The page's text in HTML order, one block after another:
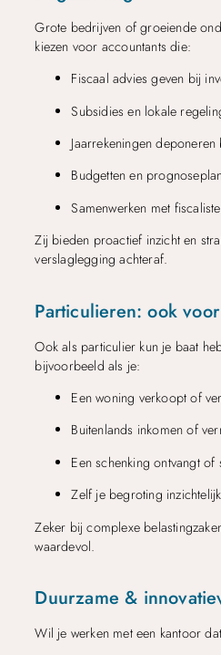
Grote bedrijven of groeiende
kiezen voor accountants die:
Fiscaal advies geven bij
Subsidies en lokale
Jaarrekeningen deponeren
Budgetten en
Samenwerken met
Zij bieden proactief inzicht en
verslaglegging achteraf.
Particulieren: ook
Ook als particulier kun je baat
bijvoorbeeld als je:
Een woning verkoopt of
Buitenlands inkomen of
Een schenking ontvangt
Zelf je begroting
Zeker bij complexe
waardevol.
Duurzame &
Wil je werken met een kantoor